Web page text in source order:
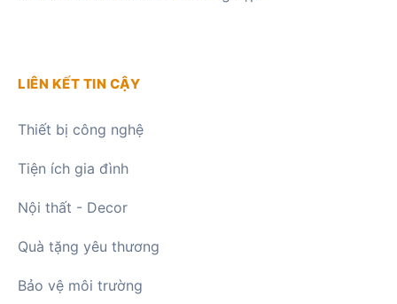
LIÊN KẾT TIN CẬY
Thiết bị công nghệ
Tiện ích gia đình
Nội thất - Decor
Quà tặng yêu thương
Bảo vệ môi trường